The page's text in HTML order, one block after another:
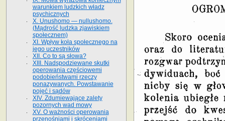
warunkiem ludzkich władz
psychicznych
X. Unushomo — nullushomo.
(Mądrość ludzka zjawiskiem
społecznem)
XI. Wpływ koła społecznego na
jego uczestników
XII. Co to są słowa?
XIII. Nadspodziewane skutki
operowania częściowemi
podobieństwami rzeczy
ponazywanych. Powstawanie
pojęć i sądów
XIV. Zdumiewające zalety
pozornych wad mowy
XV. O ważności operowania
przenośniami i skróceniami